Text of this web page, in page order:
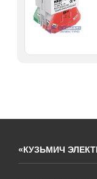
«КУЗЬМИЧ